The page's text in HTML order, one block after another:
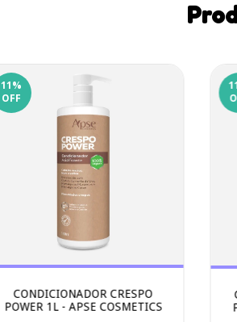
11 %
OFF
CONDICIONADOR CRESPO
POWER 1L - APSE COSMETICS
11